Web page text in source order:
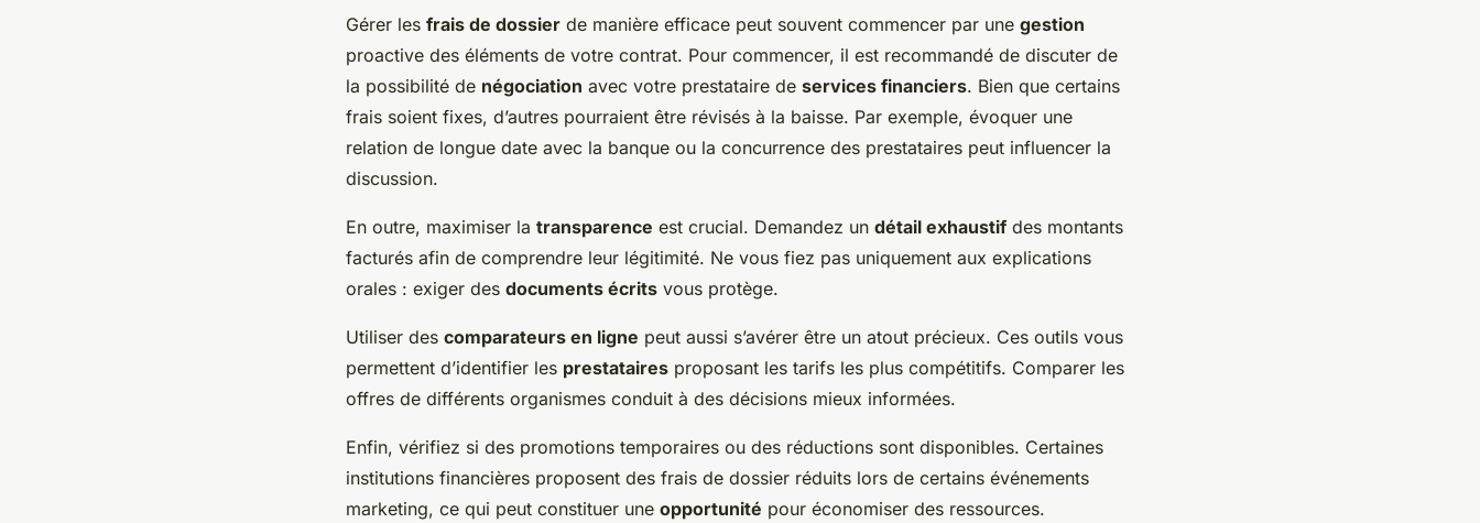
Gérer les frais de dossier de manière efficace peut souvent commencer par une gestion
proactive des éléments de votre contrat. Pour commencer, il est recommandé de discuter de
la possibilité de négociation avec votre prestataire de services financiers. Bien que certains
frais soient fixes, d’autres pourraient être révisés à la baisse. Par exemple, évoquer une
relation de longue date avec la banque ou la concurrence des prestataires peut influencer la
discussion.
En outre, maximiser la transparence est crucial. Demandez un détail exhaustif des montants
facturés afin de comprendre leur légitimité. Ne vous fiez pas uniquement aux explications
orales : exiger des documents écrits vous protège.
Utiliser des comparateurs en ligne peut aussi s’avérer être un atout précieux. Ces outils vous
permettent d’identifier les prestataires proposant les tarifs les plus compétitifs. Comparer les
offres de différents organismes conduit à des décisions mieux informées.
Enfin, vérifiez si des promotions temporaires ou des réductions sont disponibles. Certaines
institutions financières proposent des frais de dossier réduits lors de certains événements
marketing, ce qui peut constituer une opportunité pour économiser des ressources.